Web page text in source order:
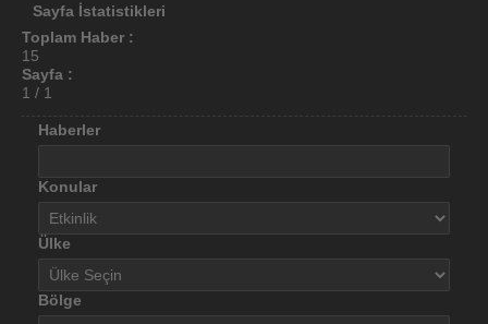
Sayfa İstatistikleri
Toplam Haber :
15
Sayfa :
1 / 1
Haberler
Konular
Ülke
Bölge